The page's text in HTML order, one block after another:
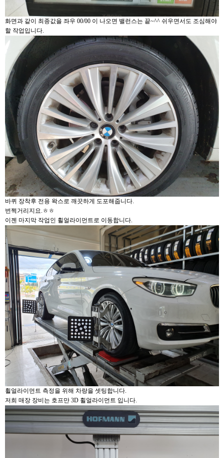
화면과 같이 최종값을 좌우 00/00 이 나오면 밸런스는 끝~^^ 쉬우면서도 조심해야
할 작업입니다.
바퀴 장착후 전용 왁스로 깨끗하게 도포해줍니다.
번쩍거리지요.ㅎㅎ
이젠 마지막 작업인 휠얼라이먼트로 이동합니다.
휠얼라이먼트 측정을 위해 차량을 셋팅합니다.
저희 매장 장비는 호프만 3D 휠얼라이먼트 입니다.